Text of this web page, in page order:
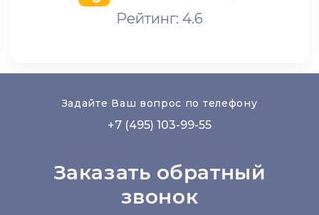
Рейтинг: 4.6
Задайте Ваш вопрос по телефону
+7 (495) 103-99-55
Заказать обратный
звонок